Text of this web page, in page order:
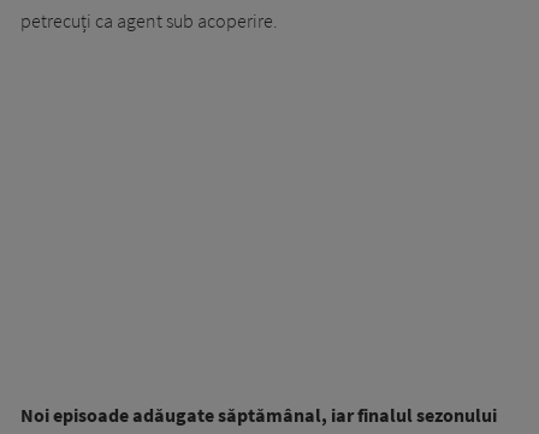
petrecuți ca agent sub acoperire.
Noi episoade adăugate săptămânal, iar finalul sezonului